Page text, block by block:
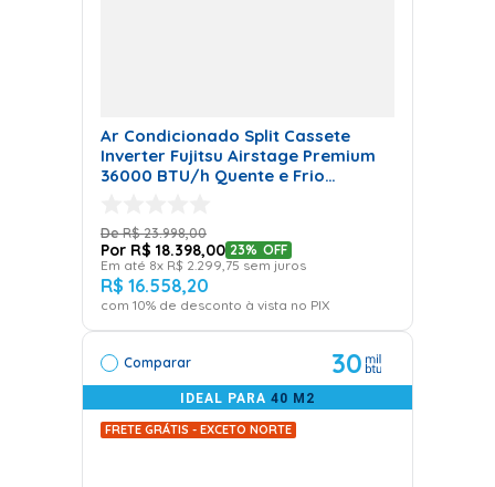
Ar Condicionado Split Cassete
Inverter Fujitsu Airstage Premium
36000 BTU/h Quente e Frio
R$ 23.998,00
R$ 18.398,00 23% OFF
Em até 8x R$ 2.299,75 sem juros
R$ 16.558,20
com 10% de desconto à vista no PIX
Comparar 30
IDEAL PARA 40 M2
FRETE GRÁTIS - EXCETO NORTE